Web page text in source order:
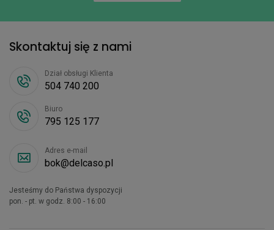
Skontaktuj się z nami
Dział obsługi Klienta
504 740 200
Biuro
795 125 177
Adres e-mail
bok@delcaso.pl
Jesteśmy do Państwa dyspozycji
pon. - pt. w godz. 8:00 - 16:00